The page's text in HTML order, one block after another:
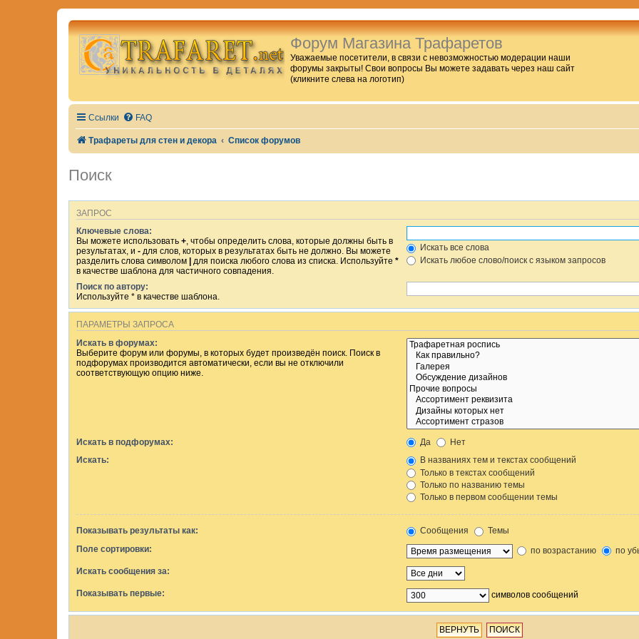
Форум Магазина Трафаретов
Уважаемые посетители, в связи с невозможностью модерации наши
форумы закрыты! Свои вопросы Вы можете задавать через наш сайт
(кликните слева на логотип)
Ссылки FAQ
Трафареты для стен и декора Список форумов
Поиск
ЗАПРОС
Ключевые слова:
Вы можете использовать +, чтобы определить слова, которые должны быть в
результатах, и - для слов, которых в результатах быть не должно. Вы можете
разделить слова символом
для поиска любого слова из списка. Используйте *
в качестве шаблона для частичного совпадения.
Искать все слова
Искать любое слово/поиск с языком запросов
Поиск по автору:
Используйте * в качестве шаблона.
ПАРАМЕТРЫ ЗАПРОСА
Искать в форумах:
Выберите форум или форумы, в которых будет произведён поиск. Поиск в
подфорумах производится автоматически, если вы не отключили
соответствующую опцию ниже.
Искать в подфорумах: Да
Нет
Искать:
В названиях тем и текстах сообщений
Только в текстах сообщений
Только по названию темы
Только в первом сообщении темы
Показывать результаты как: Сообщения
Темы
Поле сортировки:
по возрастанию по
Искать сообщения за:
Показывать первые: символов сообщений